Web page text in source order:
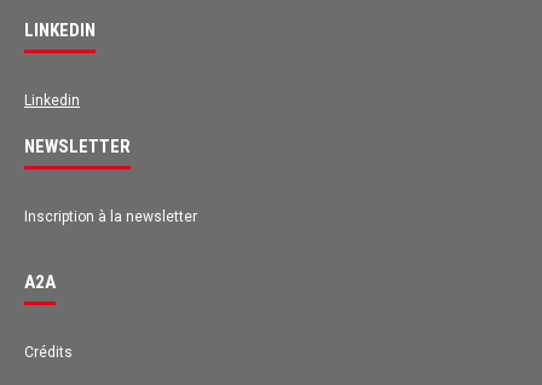
LINKEDIN
Linkedin
NEWSLETTER
Inscription à la newsletter
A2A
Crédits